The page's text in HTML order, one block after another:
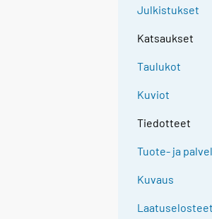
Julkistukset
Katsaukset
Taulukot
Kuviot
Tiedotteet
Tuote- ja
Kuvaus
Laatuselosteet